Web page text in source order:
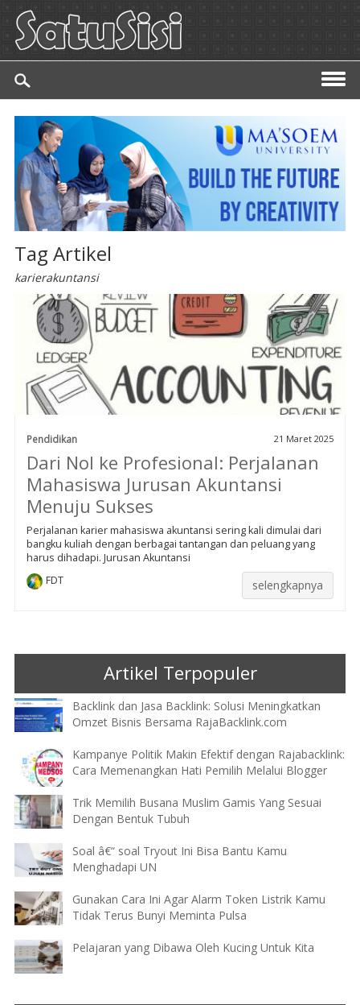
Tag Artikel
karierakuntansi
Pendidikan 21 Maret 2025
Dari Nol ke Profesional: Perjalanan
Mahasiswa Jurusan Akuntansi
Menuju Sukses
Perjalanan karier mahasiswa akuntansi sering kali dimulai dari
bangku kuliah dengan berbagai tantangan dan peluang yang
harus dihadapi. Jurusan Akuntansi
FDT
selengkapnya
Artikel Terpopuler
Backlink dan Jasa Backlink: Solusi Meningkatkan
Omzet Bisnis Bersama RajaBacklink.com
Kampanye Politik Makin Efektif dengan Rajabacklink:
Cara Memenangkan Hati Pemilih Melalui Blogger
Trik Memilih Busana Muslim Gamis Yang Sesuai
Dengan Bentuk Tubuh
Soal â€“ soal Tryout Ini Bisa Bantu Kamu
Menghadapi UN
Gunakan Cara Ini Agar Alarm Token Listrik Kamu
Tidak Terus Bunyi Meminta Pulsa
Pelajaran yang Dibawa Oleh Kucing Untuk Kita